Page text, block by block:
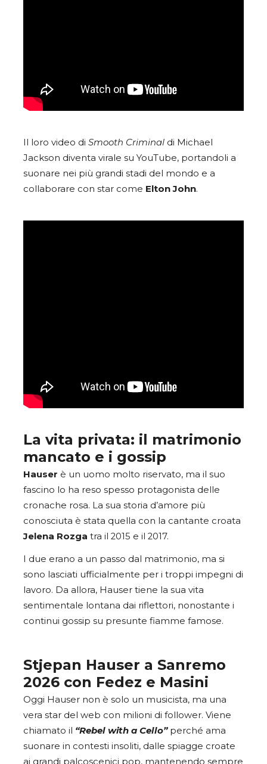
Il loro video di Smooth Criminal di Michael
Jackson diventa virale su YouTube, portandoli a
suonare nei più grandi stadi del mondo e a
collaborare con star come Elton John.
La vita privata: il matrimonio
mancato e i gossip
Hauser è un uomo molto riservato, ma il suo
fascino lo ha reso spesso protagonista delle
cronache rosa. La sua storia d’amore più
conosciuta è stata quella con la cantante croata
Jelena Rozga tra il 2015 e il 2017.
I due erano a un passo dal matrimonio, ma si
sono lasciati ufficialmente per i troppi impegni di
lavoro. Da allora, Hauser tiene la sua vita
sentimentale lontana dai riflettori, nonostante i
continui gossip su presunte fiamme famose.
Stjepan Hauser a Sanremo
2026 con Fedez e Masini
Oggi Hauser non è solo un musicista, ma una
vera star del web con milioni di follower. Viene
chiamato il “Rebel with a Cello”perché ama
suonare in contesti insoliti, dalle spiagge croate
ai grandi palcoscenici pop, mantenendo sempre